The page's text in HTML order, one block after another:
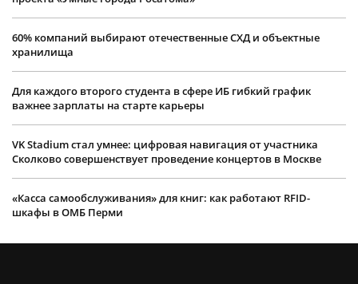
60% компаний выбирают отечественные СХД и объектные
хранилища
Для каждого второго студента в сфере ИБ гибкий график
важнее зарплаты на старте карьеры
VK Stadium стал умнее: цифровая навигация от участника
Сколково совершенствует проведение концертов в Москве
«Касса самообслуживания» для книг: как работают RFID-
шкафы в ОМБ Перми